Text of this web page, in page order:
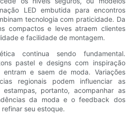
LED embutida para encontros
tecnologia com praticidade. Da
compactos e leves atraem clientes
e facilidade de montagem.
continua sendo fundamental.
pastel e designs com inspiração
entram e saem de moda. Variações
regionais podem influenciar as
portanto, acompanhar as
da moda e o feedback dos
seu estoque.